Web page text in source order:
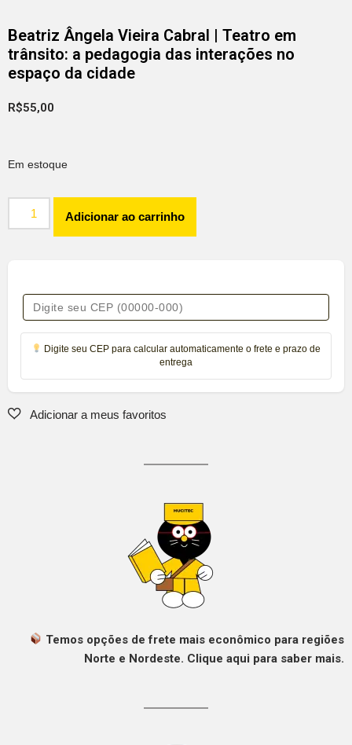
Beatriz Ângela Vieira Cabral | Teatro em
trânsito: a pedagogia das interações no
espaço da cidade
R$55,00
Em estoque
Adicionar ao carrinho
Digite seu CEP para calcular automaticamente o frete e prazo de
entrega
Temos opções de frete mais econômico para regiões
Norte e Nordeste. Clique aqui para saber mais.